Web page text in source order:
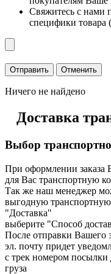
Свяжитесь с нами
специфики товара
Ничего не найдено
Доставка
Выбор
При оформлении заказа
для Вас транспортную
Так же наш менеджер
выгодную
"Доставка"
выберите "Способ
После отправки Вашего
эл. почту придет
с трек номером
груза